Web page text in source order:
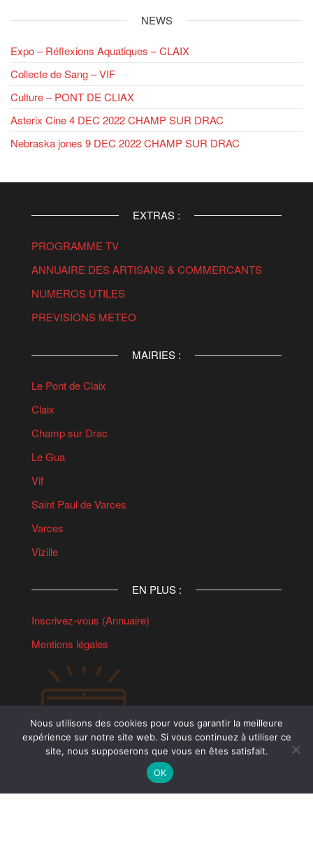
NEWS
Expo – Réflexions Aquatiques – CLAIX
Collecte de Sang – VIF
Culture – PONT DE CLIAX
Asterix Cine 4 DEC 2022 CHAMP SUR DRAC
Nebraska jones 9 DEC 2022 CHAMP SUR DRAC
EXTRAS :
PROGRAMME TV
ANNUAIRE DES ARTISANS & COMMERCANTS
NUMEROS UTILES
PREVISIONS METEO
MAIRIES :
Le Pont de Claix
Claix
Champ sur Drac
Le Gua
Vif
Saint Paul de Varces
Varces
Vizille
EN PLUS :
Inscrivez-vous (Annuaire)
Mentions légales
Nous utilisons des cookies pour vous garantir la meilleure
expérience sur notre site web. Si vous continuez à utiliser ce
site, nous supposerons que vous en êtes satisfait.
OK